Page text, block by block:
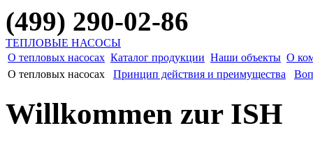
(499) 290-02-86
ТЕПЛОВЫЕ НАСОСЫ
О тепловых насосах Каталог продукции Наши объекты О
О тепловых насосах
Принцип действия и преимущества
Willkommen zur ISH